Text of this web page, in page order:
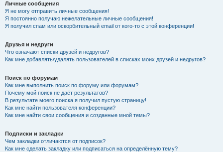
Личные сообщения
Я не могу отправить личные сообщения!
Я постоянно получаю нежелательные личные сообщения!
Я получил спам или оскорбительный email от кого-то с этой конференции!
Друзья и недруги
Что означают списки друзей и недругов?
Как мне добавлять/удалять пользователей в списках моих друзей и недругов?
Поиск по форумам
Как мне выполнить поиск по форуму или форумам?
Почему мой поиск не даёт результатов?
В результате моего поиска я получил пустую страницу!
Как мне найти пользователя конференции?
Как мне найти свои сообщения и созданные мной темы?
Подписки и закладки
Чем закладки отличаются от подписок?
Как мне сделать закладку или подписаться на определённую тему?